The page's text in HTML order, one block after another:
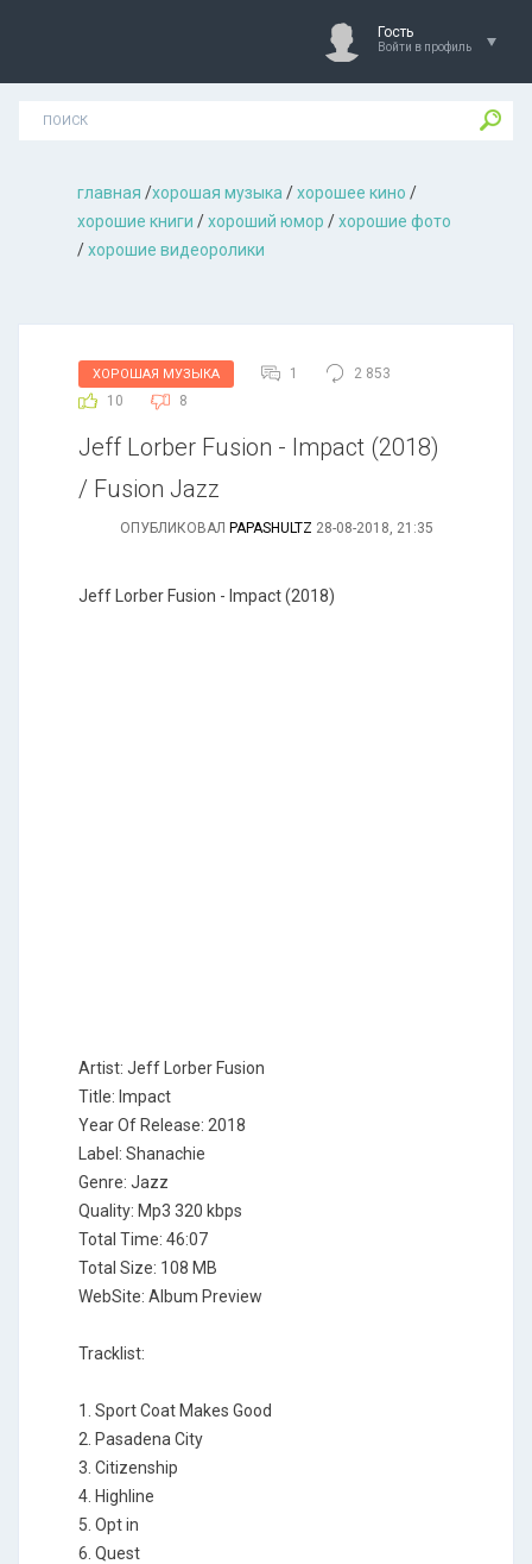
Гость
Войти в профиль
главная /хорошая музыкa /хорошее кино /
хорошие книги /хороший юмор /хорошие фото
/хорошие видеоролики
ХОРОШАЯ МУЗЫКА 1
2 853
10
8
Jeff Lorber Fusion - Impact (2018)
/ Fusion Jazz
ОПУБЛИКОВАЛ PAPASHULTZ 28-08-2018, 21:35
Jeff Lorber Fusion - Impact (2018)
Artist: Jeff Lorber Fusion
Title: Impact
Year Of Release: 2018
Label: Shanachie
Genre: Jazz
Quality: Mp3 320 kbps
Total Time: 46:07
Total Size: 108 MB
WebSite: Album Preview
Tracklist:
1. Sport Coat Makes Good
2. Pasadena City
3. Citizenship
4. Highline
5. Opt in
6. Quest